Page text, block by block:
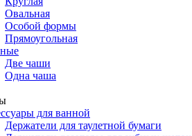
Овальная
Особой формы
Прямоугольная
Две чаши
Одна чаша
для ванной
Держатели для таулетной бумаги